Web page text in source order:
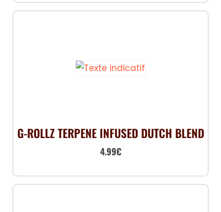
G-ROLLZ TERPENE INFUSED DUTCH BLEND
4.99€